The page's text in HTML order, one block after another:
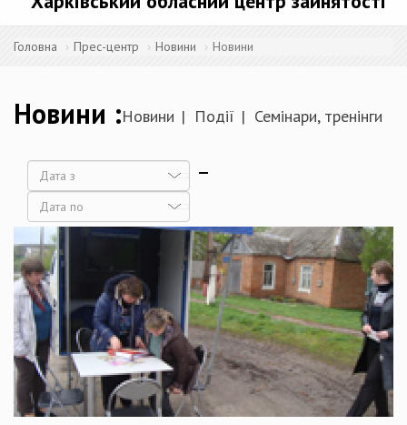
Головна Прес-центр Новини Новини
Новини Новини Події Семінари, тренінги
Дата
Дата